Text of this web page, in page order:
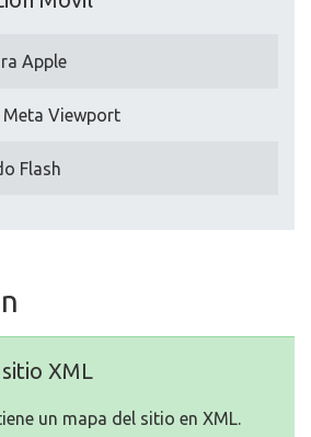
Apple
Meta Viewport
Flash
XML
un mapa del sitio en XML.